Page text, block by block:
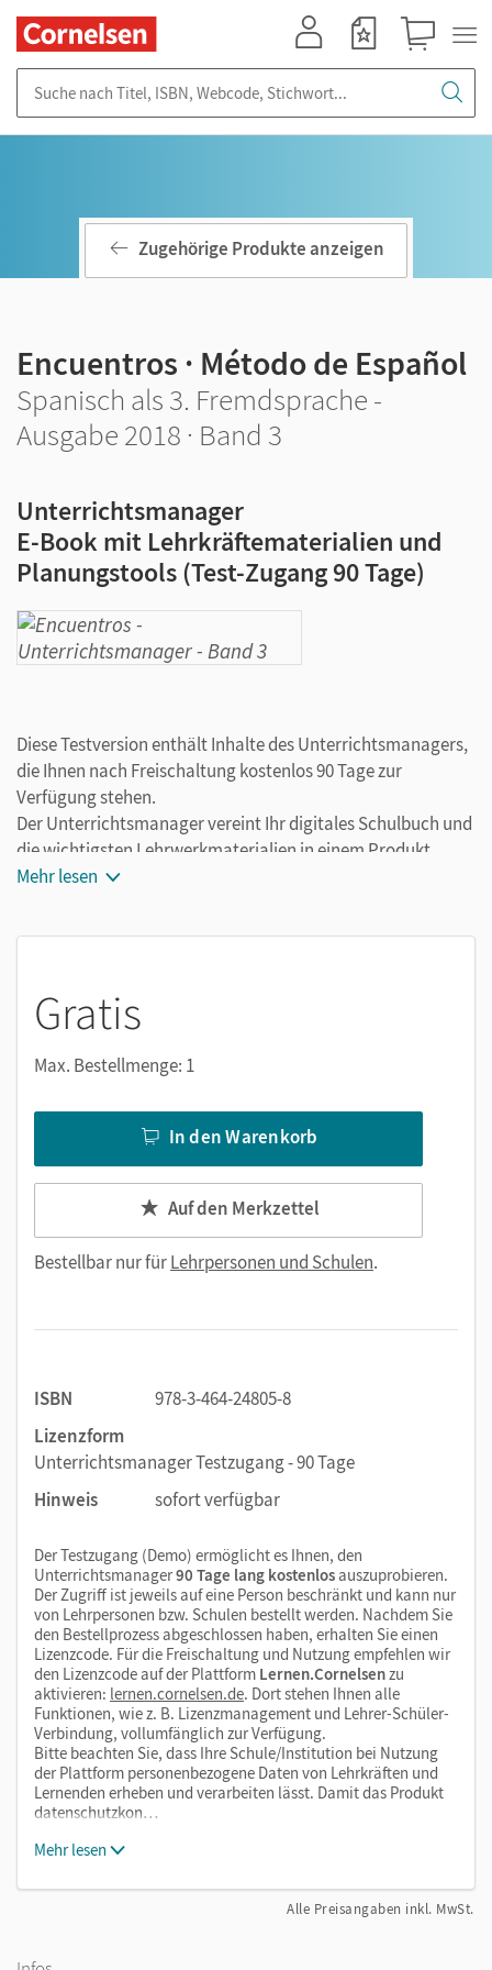
Zugehörige Produkte anzeigen
Encuentros · Método de Español
Spanisch als 3. Fremdsprache -
Ausgabe 2018 · Band 3
Unterrichtsmanager
E-Book mit Lehrkräftematerialien und
Planungstools (Test-Zugang 90 Tage)
Diese Testversion enthält Inhalte des Unterrichtsmanagers,
die Ihnen nach Freischaltung kostenlos 90 Tage zur
Verfügung stehen.
Der Unterrichtsmanager vereint Ihr digitales Schulbuch und
die wichtigsten Lehrwerkmaterialien in einem Produkt.
Ergänzt um hilfreiche Planungstools, vereinfacht er Ihre
Mehr lesen
Gratis
Max. Bestellmenge: 1
In den Warenkorb
Auf den Merkzettel
Bestellbar nur fürLehrpersonen und Schulen.
ISBN
978-3-464-24805-8
Lizenzform
Unterrichtsmanager Testzugang - 90 Tage
Hinweis
sofort verfügbar
Der Testzugang (Demo) ermöglicht es Ihnen, den
Unterrichtsmanager90 Tage lang kostenlosauszuprobieren.
Der Zugriff ist jeweils auf eine Person beschränkt und kann nur
von Lehrpersonen bzw. Schulen bestellt werden. Nachdem Sie
den Bestellprozess abgeschlossen haben, erhalten Sie einen
Lizenzcode. Für die Freischaltung und Nutzung empfehlen wir
den Lizenzcode auf der Plattform Lernen.Cornelsenzu
aktivieren: lernen.cornelsen.de. Dort stehen Ihnen alle
Funktionen, wie z. B. Lizenzmanagement und Lehrer-Schüler-
Verbindung, vollumfänglich zur Verfügung.
Bitte beachten Sie, dass Ihre Schule/Institution bei Nutzung
der Plattform personenbezogene Daten von Lehrkräften und
Lernenden erheben und verarbeiten lässt. Damit das Produkt
datenschutzkon…
Mehr lesen
Alle Preisangaben inkl. MwSt.